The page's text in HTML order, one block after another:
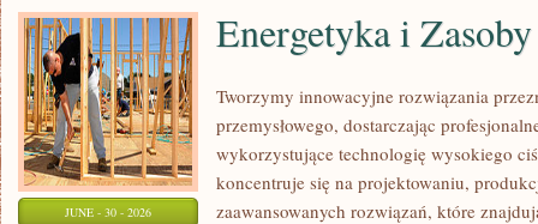
JUNE - 30 - 2026
Energetyka i Zasoby
Tworzymy innowacyjne rozwiązania
przemysłowego, dostarczając
wykorzystujące technologię wysokiego
koncentruje się na projektowaniu,
zaawansowanych rozwiązań, które